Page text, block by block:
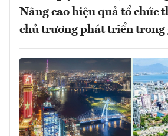
Nâng cao hiệu quả tổ chức
chủ trương phát triển trong